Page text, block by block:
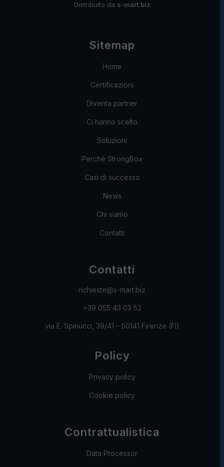
Distribuito da s-mart.biz
Sitemap
Home
Certificazioni
Diventa partner
Ci hanno scelto
Soluzioni
Perché StrongBox
Casi di successo
News
Chi siamo
Contatti
Contatti
richieste@s-mart.biz
+39 055 43 03 52
via E. Spinucci, 39/41 – 50141 Firenze (FI)
Policy
Privacy policy
Cookie policy
Contrattualistica
Data Processor